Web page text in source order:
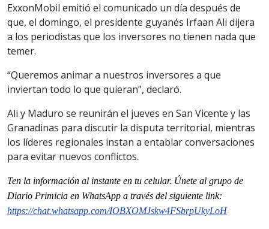
ExxonMobil emitió el comunicado un día después de
que, el domingo, el presidente guyanés Irfaan Ali dijera
a los periodistas que los inversores no tienen nada que
temer.
“Queremos animar a nuestros inversores a que
inviertan todo lo que quieran”, declaró.
Ali y Maduro se reunirán el jueves en San Vicente y las
Granadinas para discutir la disputa territorial, mientras
los líderes regionales instan a entablar conversaciones
para evitar nuevos conflictos.
Ten la información al instante en tu celular. Únete al grupo de
Diario Primicia en WhatsApp a través del siguiente link:
https://chat.whatsapp.com/IOBXOMJskw4FSbrpUkyLoH